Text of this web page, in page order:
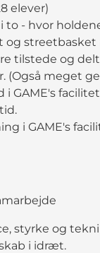
elever)
to - hvor
tilstede og
(Også meget
GAME's
i GAME's
styrke og
i idræt.